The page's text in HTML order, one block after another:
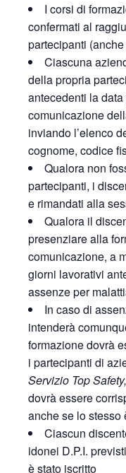
I corsi di
confermati al
partecipanti
Ciascuna
della propria
antecedenti la
comunicazione
inviando l’elenco
cognome, codice
Qualora non
partecipanti, i
e rimandati alla
Qualora il
presenziare alla
comunicazione, a
giorni lavorativi
assenze per
In caso di
intenderà
formazione dovrà
i partecipanti di
Servizio Top Safety,
dovrà essere
anche se lo stesso
Ciascun
idonei D.P.I.
è stato iscritto